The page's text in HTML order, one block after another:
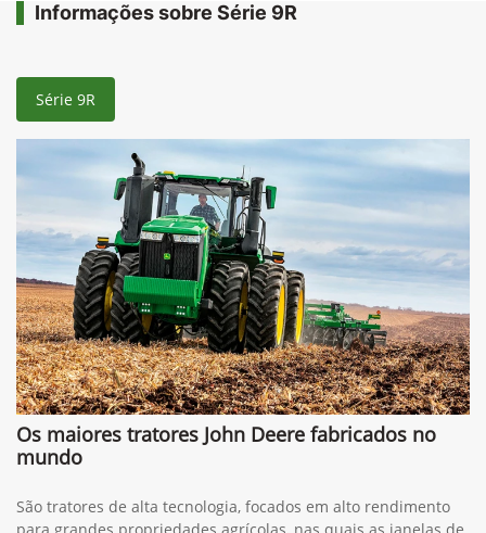
Informações sobre Série 9R
Série 9R
Os maiores tratores John Deere fabricados no
mundo
São tratores de alta tecnologia, focados em alto rendimento
para grandes propriedades agrícolas, nas quais as janelas de